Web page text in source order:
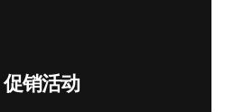
促销活动